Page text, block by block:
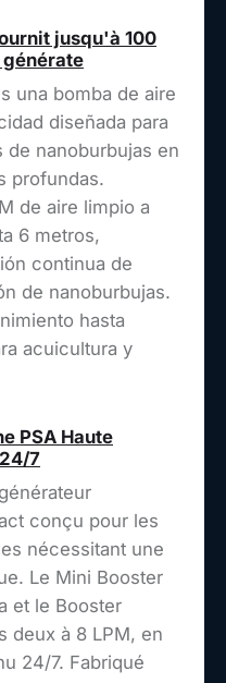
jusqu'à 100
una bomba de aire
diseñada para
de nanoburbujas en
profundas.
de aire limpio a
6 metros,
continua de
de nanoburbujas.
hasta
acuicultura y
PSA Haute
7
conçu pour les
nécessitant une
Le Mini Booster
et le Booster
deux à 8 LPM, en
24/7. Fabriqué